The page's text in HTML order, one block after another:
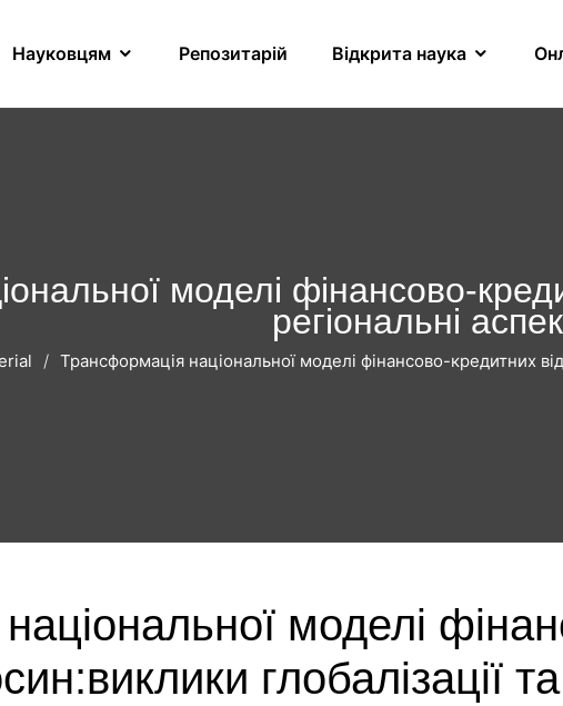
Науковцям Репозитарій Відкрита наука
моделі фінансово-
регіональні
Трансформація національної моделі фінансово-кредитних
моделі
глобалізації та